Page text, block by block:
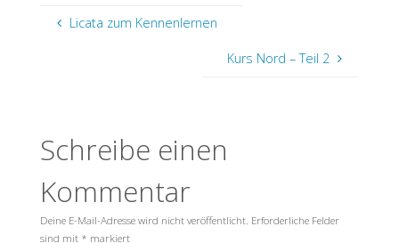
Licata zum Kennenlernen
Kurs Nord – Teil 2
Schreibe einen
Kommentar
Deine E-Mail-Adresse wird nicht veröffentlicht. Erforderliche Felder
sind mit * markiert